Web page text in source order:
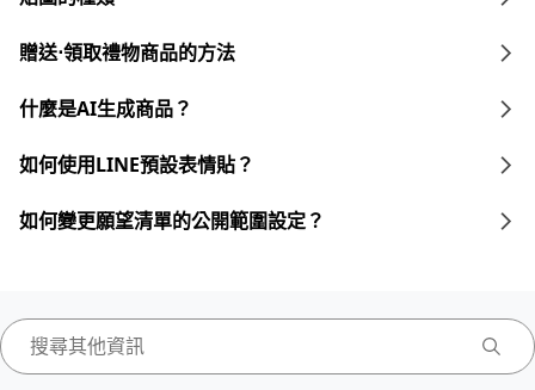
贈送⋅領取禮物商品的方法
什麼是AI生成商品？
如何使用LINE預設表情貼？
如何變更願望清單的公開範圍設定？